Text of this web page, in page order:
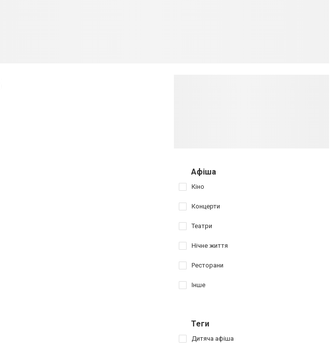
Афіша
Кіно
Концерти
Театри
Нічне життя
Ресторани
Інше
Теги
Дитяча афіша